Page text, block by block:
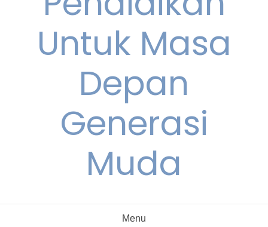
Untuk Masa
Depan
Generasi
Muda
Menu